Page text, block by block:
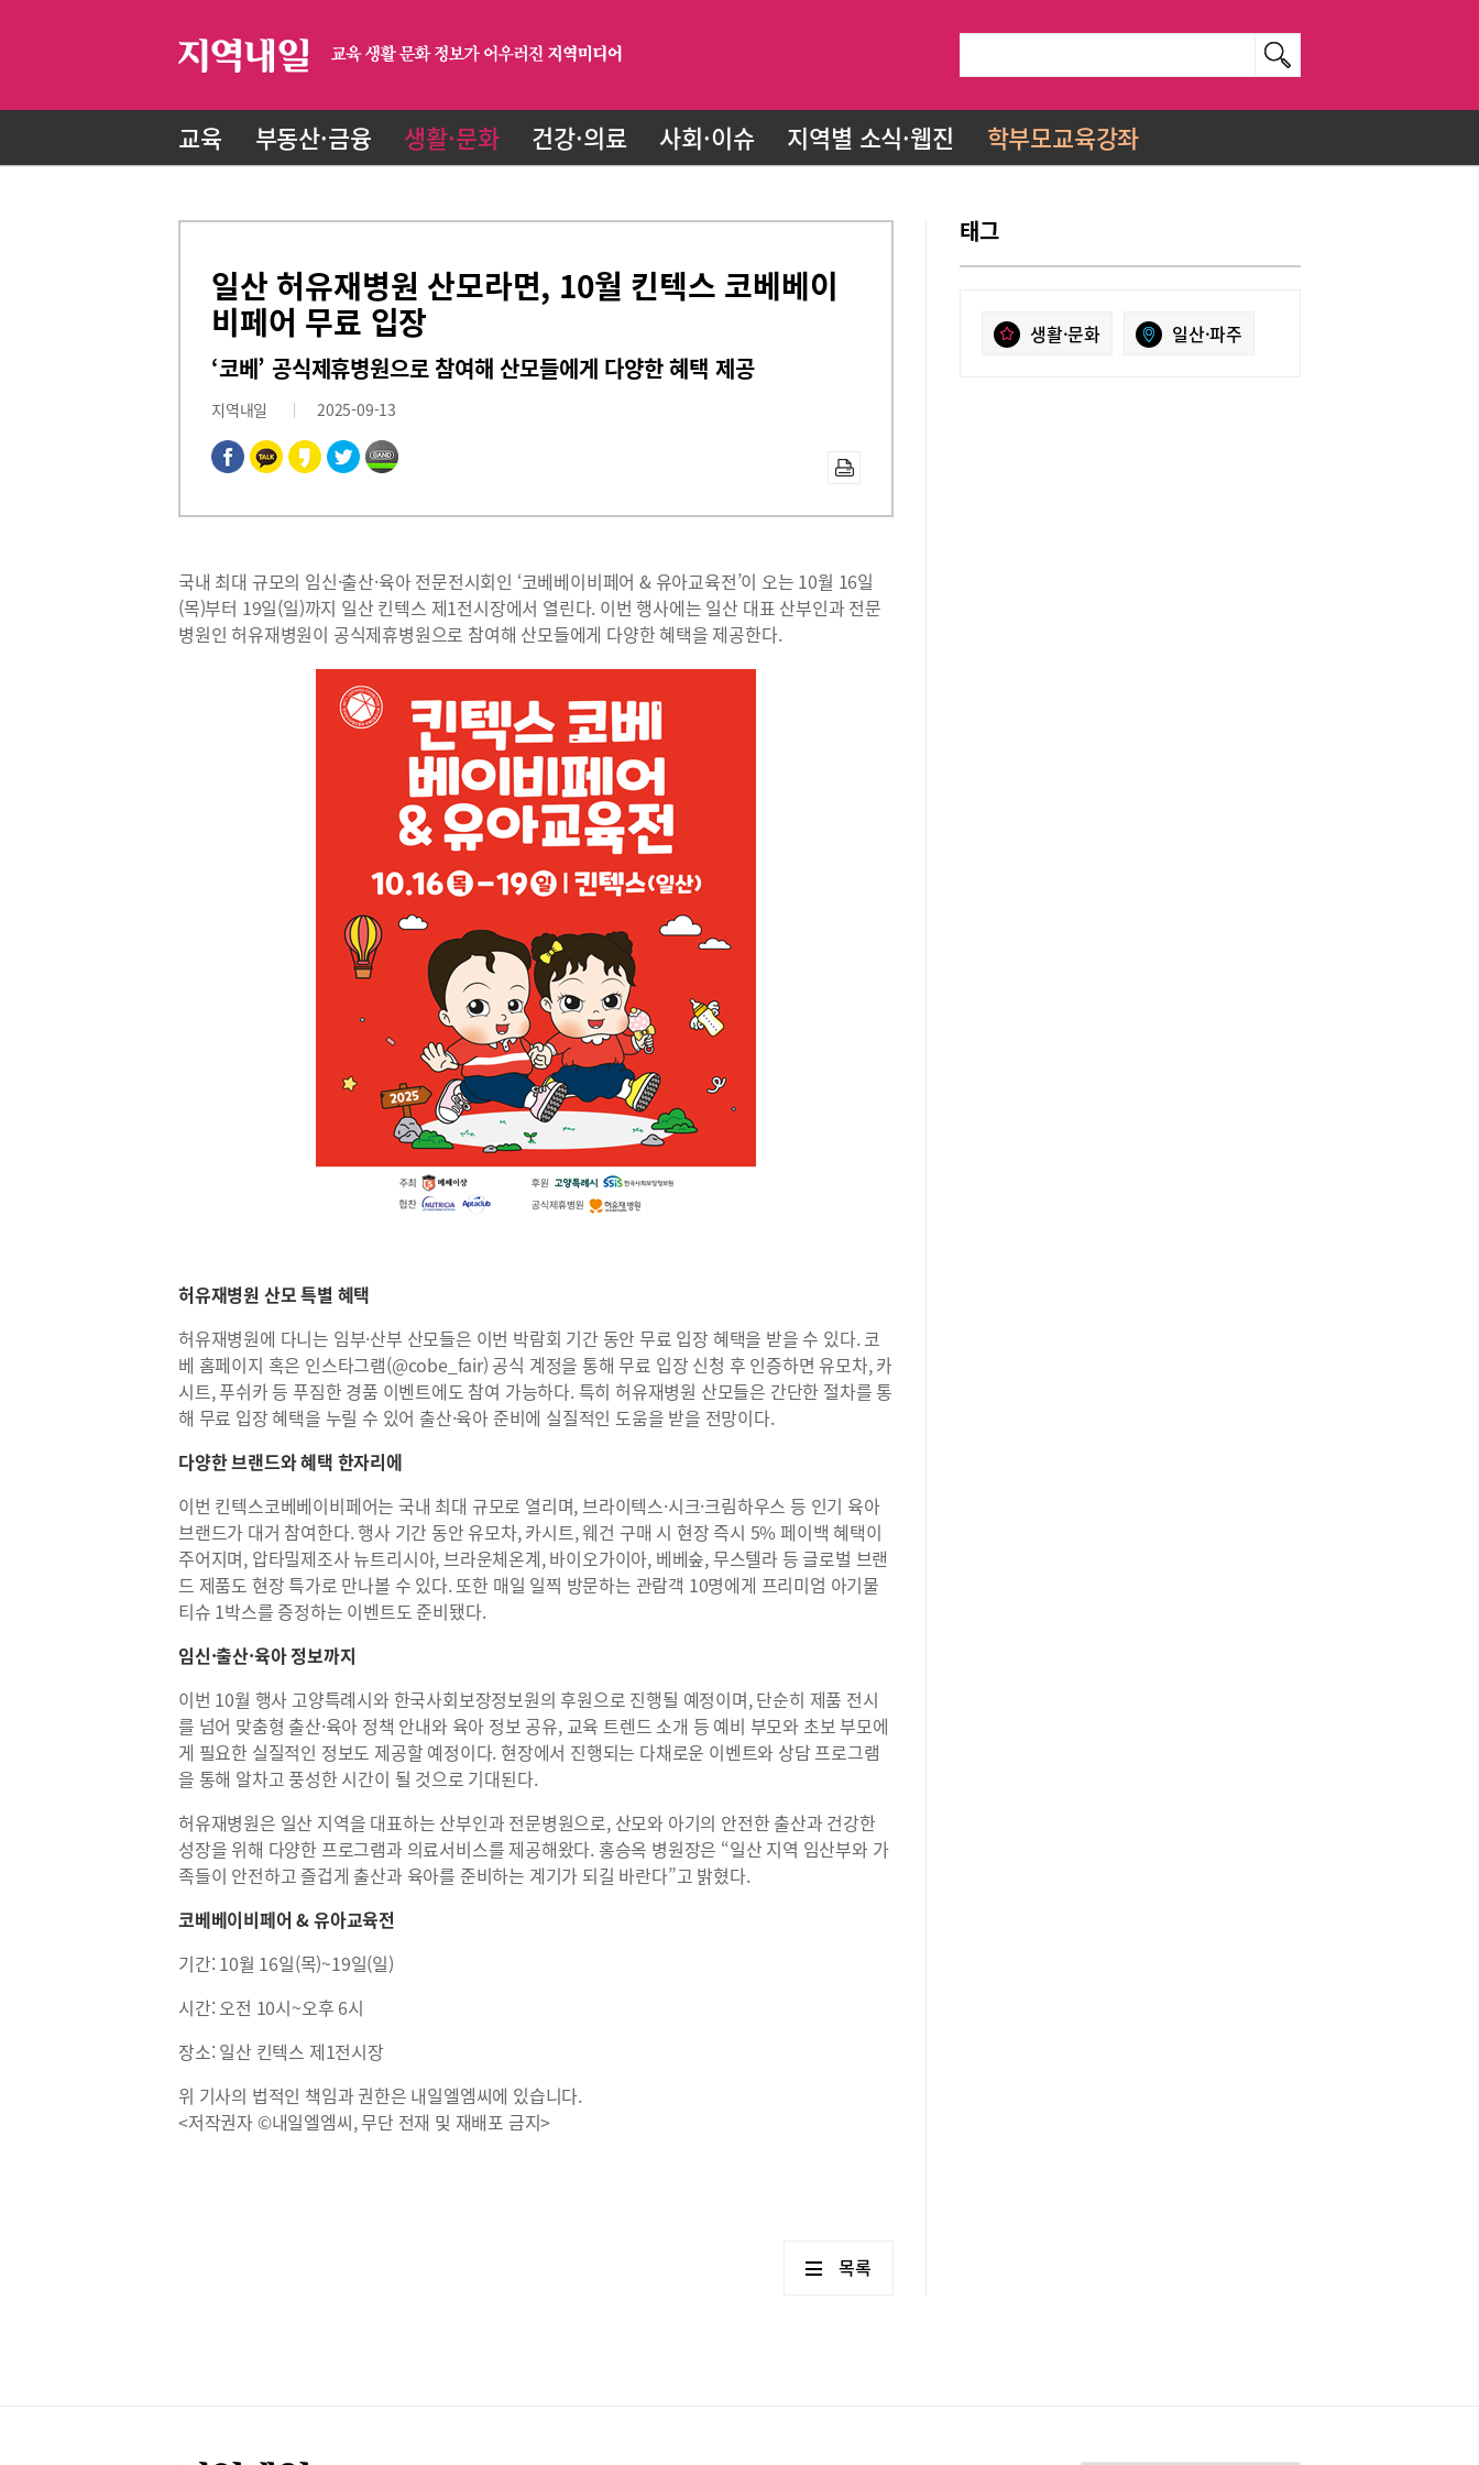
교육 부동산·금융 생활·문화 건강·의료 사회·이슈 지역별 소식·웹진 학부모교육강좌
일산 허유재병원 산모라면, 10월 킨텍스 코베베이
비페어 무료 입장
‘코베’ 공식제휴병원으로 참여해 산모들에게 다양한 혜택 제공
지역내일 2025-09-13
국내 최대 규모의 임신·출산·육아 전문전시회인 ‘코베베이비페어 & 유아교육전’이 오는 10월 16일
(목)부터 19일(일)까지 일산 킨텍스 제1전시장에서 열린다. 이번 행사에는 일산 대표 산부인과 전문
병원인 허유재병원이 공식제휴병원으로 참여해 산모들에게 다양한 혜택을 제공한다.
허유재병원 산모 특별 혜택
허유재병원에 다니는 임부·산부 산모들은 이번 박람회 기간 동안 무료 입장 혜택을 받을 수 있다. 코
베 홈페이지 혹은 인스타그램(@cobe_fair) 공식 계정을 통해 무료 입장 신청 후 인증하면 유모차, 카
시트, 푸쉬카 등 푸짐한 경품 이벤트에도 참여 가능하다. 특히 허유재병원 산모들은 간단한 절차를 통
해 무료 입장 혜택을 누릴 수 있어 출산·육아 준비에 실질적인 도움을 받을 전망이다.
다양한 브랜드와 혜택 한자리에
이번 킨텍스코베베이비페어는 국내 최대 규모로 열리며, 브라이텍스·시크·크림하우스 등 인기 육아
브랜드가 대거 참여한다. 행사 기간 동안 유모차, 카시트, 웨건 구매 시 현장 즉시 5% 페이백 혜택이
주어지며, 압타밀제조사 뉴트리시아, 브라운체온계, 바이오가이아, 베베숲, 무스텔라 등 글로벌 브랜
드 제품도 현장 특가로 만나볼 수 있다. 또한 매일 일찍 방문하는 관람객 10명에게 프리미엄 아기물
티슈 1박스를 증정하는 이벤트도 준비됐다.
임신·출산·육아 정보까지
이번 10월 행사 고양특례시와 한국사회보장정보원의 후원으로 진행될 예정이며, 단순히 제품 전시
를 넘어 맞춤형 출산·육아 정책 안내와 육아 정보 공유, 교육 트렌드 소개 등 예비 부모와 초보 부모에
게 필요한 실질적인 정보도 제공할 예정이다. 현장에서 진행되는 다채로운 이벤트와 상담 프로그램
을 통해 알차고 풍성한 시간이 될 것으로 기대된다.
허유재병원은 일산 지역을 대표하는 산부인과 전문병원으로, 산모와 아기의 안전한 출산과 건강한
성장을 위해 다양한 프로그램과 의료서비스를 제공해왔다. 홍승옥 병원장은 “일산 지역 임산부와 가
족들이 안전하고 즐겁게 출산과 육아를 준비하는 계기가 되길 바란다”고 밝혔다.
코베베이비페어 & 유아교육전
기간: 10월 16일(목)~19일(일)
시간: 오전 10시~오후 6시
장소: 일산 킨텍스 제1전시장
위 기사의 법적인 책임과 권한은 내일엘엠씨에 있습니다.
<저작권자 ©내일엘엠씨, 무단 전재 및 재배포 금지>
목록
태그
생활·문화 일산·파주